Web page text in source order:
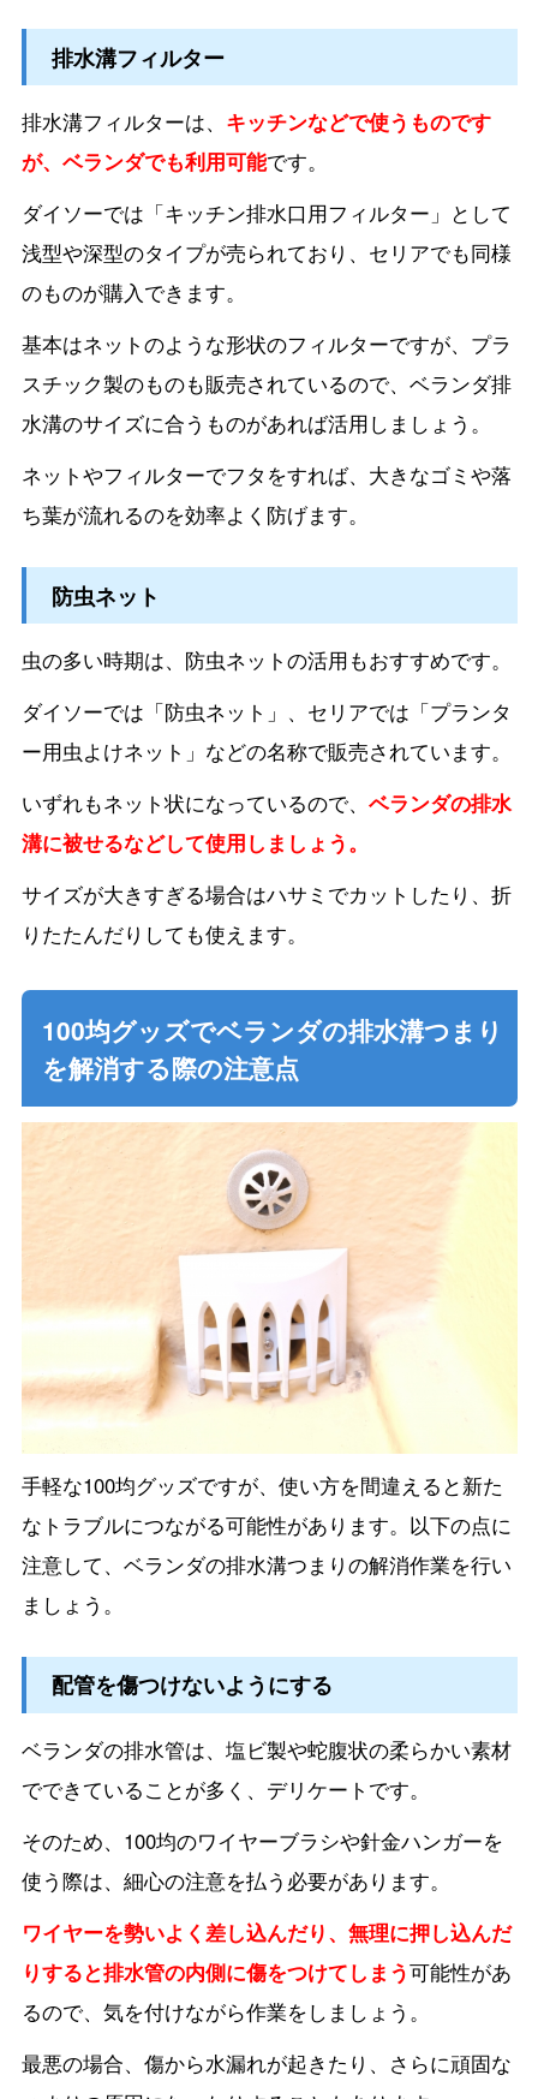
排水溝フィルター
排水溝フィルターは、 キッチンなどで使うものです
が、ベランダでも利用可能です。
ダイソーでは「キッチン排水口用フィルター」として
浅型や深型のタイプが売られており、セリアでも同様
のものが購入できます。
基本はネットのような形状のフィルターですが、プラ
スチック製のものも販売されているので、ベランダ排
水溝のサイズに合うものがあれば活用しましょう。
ネットやフィルターでフタをすれば、大きなゴミや落
ち葉が流れるのを効率よく防げます。
防虫ネット
虫の多い時期は、防虫ネットの活用もおすすめです。
ダイソーでは「防虫ネット」、セリアでは「プランタ
ー用虫よけネット」などの名称で販売されています。
いずれもネット状になっているので、 ベランダの排水
溝に被せるなどして使用しましょう。
サイズが大きすぎる場合はハサミでカットしたり、折
りたたんだりしても使えます。
100均グッズでベランダの排水溝つまり
を解消する際の注意点
手軽な100均グッズですが、使い方を間違えると新た
なトラブルにつながる可能性があります。以下の点に
注意して、ベランダの排水溝つまりの解消作業を行い
ましょう。
配管を傷つけないようにする
ベランダの排水管は、塩ビ製や蛇腹状の柔らかい素材
でできていることが多く、デリケートです。
そのため、100均のワイヤーブラシや針金ハンガーを
使う際は、細心の注意を払う必要があります。
ワイヤーを勢いよく差し込んだり、無理に押し込んだ
りすると排水管の内側に傷をつけてしまう可能性があ
るので、気を付けながら作業をしましょう。
最悪の場合、傷から水漏れが起きたり、さらに頑固な